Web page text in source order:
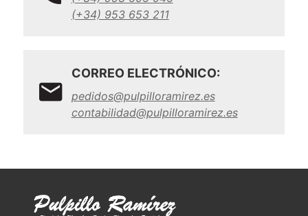
(+34) 953 653 211
CORREO ELECTRÓNICO:
pedidos@pulpilloramirez.es
contabilidad@pulpilloramirez.es